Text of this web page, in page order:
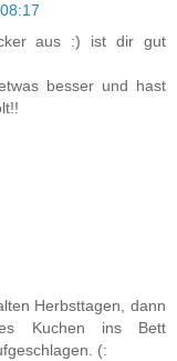
aus :) ist dir gut
besser und hast
Herbsttagen, dann
Kuchen ins Bett
(: